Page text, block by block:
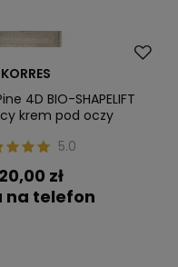
KORRES
4D BIO-SHAPELIFT
krem pod oczy
5.0
zł
na telefon